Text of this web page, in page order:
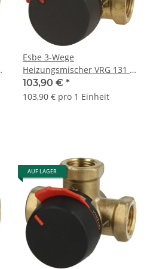
Esbe 3-Wege
Heizungsmischer VRG 131 1
1/4" IG 11601200 Messing
103,90 € *
103,90 € pro 1 Einheit
AUF LAGER